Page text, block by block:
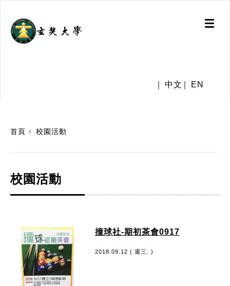
Toggle
中文 EN
首頁 校園活動
校園活動
撞球社-期初茶會0917
2018.09.12 ( 週三. )